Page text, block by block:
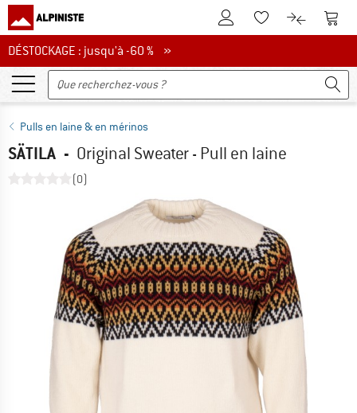
Vers le compte client
Vers la liste
Vers le
DÉSTOCKAGE : jusqu'à -60 %
DÉSTOCKAGE : jusqu'à -60 % »
Pulls en laine & en mérinos
SÄTILA - Original Sweater - Pull en laine
(0)